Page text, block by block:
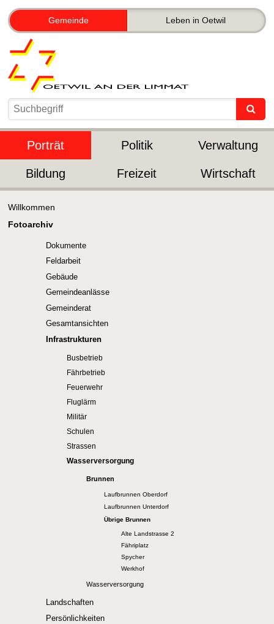
Gemeinde Leben in Oetwil
Porträt Politik Verwaltung
Bildung Freizeit Wirtschaft
Willkommen
Fotoarchiv
Dokumente
Feldarbeit
Gebäude
Gemeindeanlässe
Gemeinderat
Gesamtansichten
Infrastrukturen
Busbetrieb
Fährbetrieb
Feuerwehr
Fluglärm
Militär
Schulen
Strassen
Wasserversorgung
Brunnen
Laufbrunnen Oberdorf
Laufbrunnen Unterdorf
Übrige Brunnen
Alte Landstrasse 2
Fähriplatz
Spycher
Werkhof
Wasserversorgung
Landschaften
Persönlichkeiten